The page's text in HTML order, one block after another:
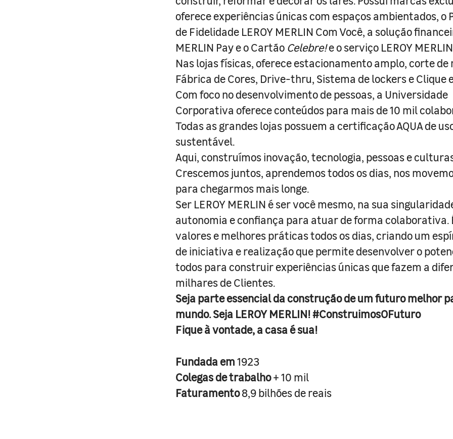
oferece experiências únicas com espaços ambientados, o
de Fidelidade LEROY MERLIN Com Você, a solução
MERLIN Pay e o Cartão Celebre!e o serviço LEROY
Nas lojas físicas, oferece estacionamento amplo, corte de
Fábrica de Cores, Drive-thru, Sistema de lockers e Clique
Com foco no desenvolvimento de pessoas, a Universidade
Corporativa oferece conteúdos para mais de 10 mil
Todas as grandes lojas possuem a certificação AQUA de
sustentável.
Aqui, construímos inovação, tecnologia, pessoas e
Crescemos juntos, aprendemos todos os dias, nos
para chegarmos mais longe.
Ser LEROY MERLIN é ser você mesmo, na sua
autonomia e confiança para atuar de forma
valores e melhores práticas todos os dias, criando um
de iniciativa e realização que permite desenvolver o
todos para construir experiências únicas que fazem a
milhares de Clientes.
Seja parte essencial da construção de um futuro melhor
mundo. Seja LEROY MERLIN! #ConstruimosOFuturo
Fique à vontade, a casa é sua!
Fundada em1923
Colegas de trabalho+ 10 mil
Faturamento8,9 bilhões de reais